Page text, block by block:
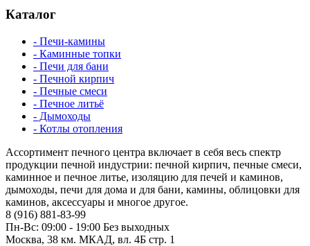
Каталог
- Печи-камины
- Каминные топки
- Печи для бани
- Печной кирпич
- Печные смеси
- Печное литьё
- Дымоходы
- Котлы отопления
Ассортимент печного центра включает в себя весь спектр
продукции печной индустрии: печной кирпич, печные смеси,
каминное и печное литье, изоляцию для печей и каминов,
дымоходы, печи для дома и для бани, камины, облицовки для
каминов, аксессуары и многое другое.
8 (916) 881-83-99
Пн-Вс: 09:00 - 19:00 Без выходных
Москва, 38 км. МКАД, вл. 4Б стр. 1